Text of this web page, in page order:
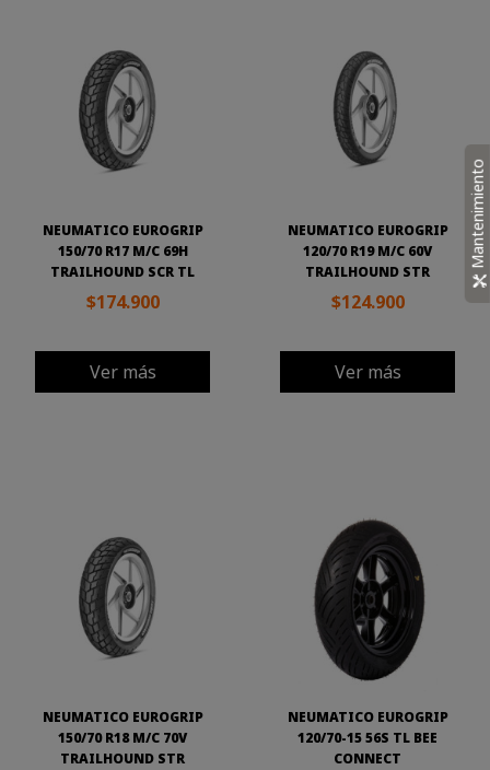
NEUMATICO EUROGRIP
150/70 R17 M/C 69H
TRAILHOUND SCR TL
$174.900
Ver más
NEUMATICO EUROGRIP
120/70 R19 M/C 60V
TRAILHOUND STR
$124.900
Ver más
NEUMATICO EUROGRIP
150/70 R18 M/C 70V
TRAILHOUND STR
NEUMATICO EUROGRIP
120/70-15 56S TL BEE
CONNECT
Mantenimiento